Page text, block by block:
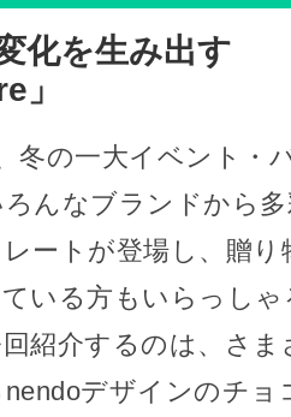
化を生み出す
」
冬の一大イベント・
んなブランドから
ートが登場し、贈
いる方もいらっし
紹介するのは、さ
デザインのチョ